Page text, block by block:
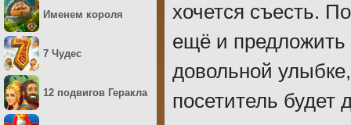
хочется съесть.
ещё и
довольной
посетитель будет
Именем короля
7 Чудес
12 подвигов Геракла